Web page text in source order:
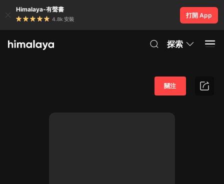
Himalaya-有聲書
4.8k 安裝
打開 App
探索
關注